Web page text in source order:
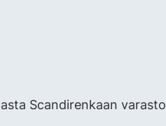
Scandirenkaan